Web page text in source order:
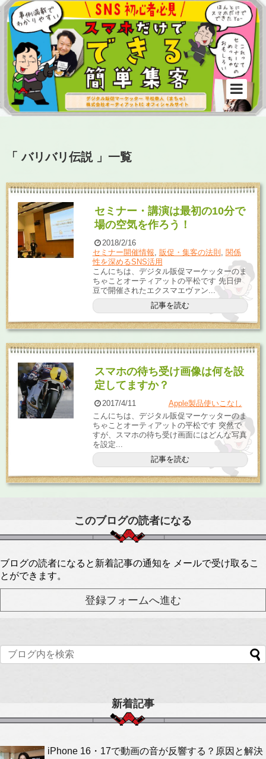
「 バリバリ伝説 」一覧
セミナー・講演は最初の10分で
場の空気を作ろう！
2018/2/16
セミナー開催情報, 販促・集客の法則 , 関係
性を深めるSNS活用
こんにちは、デジタル販促マーケッターのま
ちゃことオーティアットの平松です 先日伊
豆で開催されたエクスマエヴァン...
記事を読む
スマホの待ち受け画像は何を設
定してますか？
2017/4/11
Apple製品使いこなし
こんにちは、デジタル販促マーケッターのま
ちゃことオーティアットの平松です 突然で
すが、スマホの待ち受け画面にはどんな写真
を設定...
記事を読む
このブログの読者になる
ブログの読者になると新着記事の通知を メールで受け取るこ
とができます。
新着記事
iPhone 16・17で動画の音が反響する？原因と解決